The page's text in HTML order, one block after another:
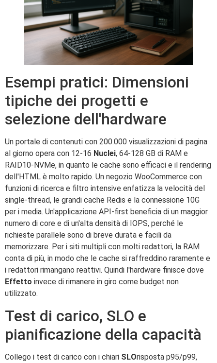
Esempi pratici: Dimensioni
tipiche dei progetti e
selezione dell'hardware
Un portale di contenuti con 200.000 visualizzazioni di pagina
al giorno opera con 12-16 Nuclei, 64-128 GB di RAM e
RAID10-NVMe, in quanto le cache sono efficaci e il rendering
dell'HTML è molto rapido. Un negozio WooCommerce con
funzioni di ricerca e filtro intensive enfatizza la velocità del
single-thread, le grandi cache Redis e la connessione 10G
per i media. Un'applicazione API-first beneficia di un maggior
numero di core e di un'alta densità di IOPS, perché le
richieste parallele sono di breve durata e facili da
memorizzare. Per i siti multipli con molti redattori, la RAM
conta di più, in modo che le cache si raffreddino raramente e
i redattori rimangano reattivi. Quindi l'hardware finisce dove
Effetto invece di rimanere in giro come budget non
utilizzato.
Test di carico, SLO e
pianificazione della capacità
Collego i test di carico con i chiari SLOrisposta p95/p99,